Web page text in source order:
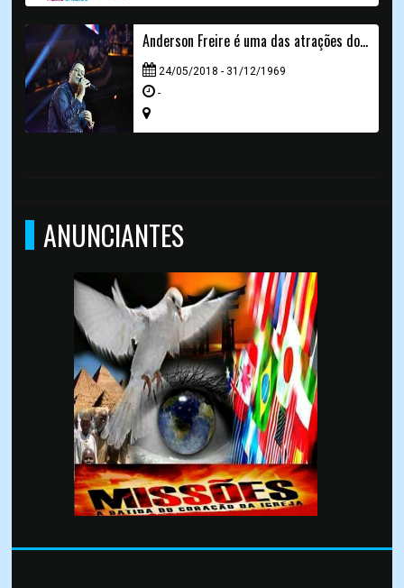
Anderson Freire é uma das atrações do segundo dia do Gospel Live Festival
24/05/2018 - 31/12/1969
-
ANUNCIANTES